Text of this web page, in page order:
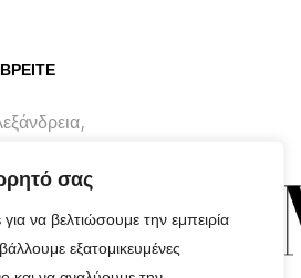
σας
να βελτιώσουμε την εμπειρία
εξατομικευμένες